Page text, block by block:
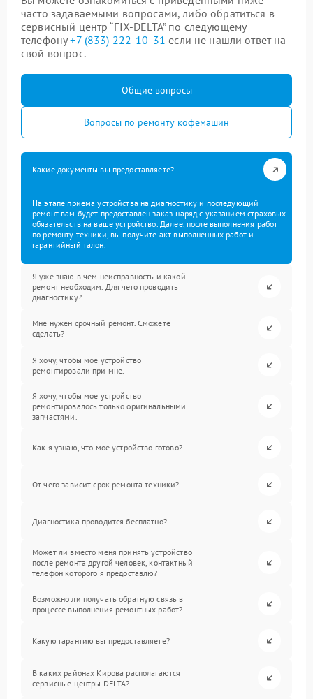
часто задаваемыми вопросами, либо обратиться в
сервисный центр “FIX-DELTA” по следующему
телефону+7 (833) 222-10-31 если не нашли ответ на
свой вопрос.
Общие вопросы
Вопросы по ремонту кофемашин
Какие документы вы предоставляете?
На этапе приема устройства на диагностику и последующий
ремонт вам будет предоставлен заказ-наряд с указанием страховых
обязательств на ваше устройство. Далее, после выполнения работ
по ремонту техники, вы получите акт выполненных работ и
гарантийный талон.
Я уже знаю в чем неисправность и какой
ремонт необходим. Для чего проводить
диагностику?
Мне нужен срочный ремонт. Сможете
сделать?
Я хочу, чтобы мое устройство
ремонтировали при мне.
Я хочу, чтобы мое устройство
ремонтировалось только оригинальными
запчастями.
Как я узнаю, что мое устройство готово?
От чего зависит срок ремонта техники?
Диагностика проводится бесплатно?
Может ли вместо меня принять устройство
после ремонта другой человек, контактный
телефон которого я предоставлю?
Возможно ли получать обратную связь в
процессе выполнения ремонтных работ?
Какую гарантию вы предоставляете?
В каких районах Кирова располагаются
сервисные центры DELTA?